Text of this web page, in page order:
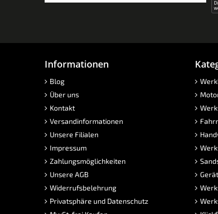
Informationen
Blog
Über uns
Kontakt
Versandinformationen
Unsere Filialen
Impressum
Zahlungsmöglichkeiten
Unsere AGB
Widerrufsbelehrung
Privatsphäre und Datenschutz